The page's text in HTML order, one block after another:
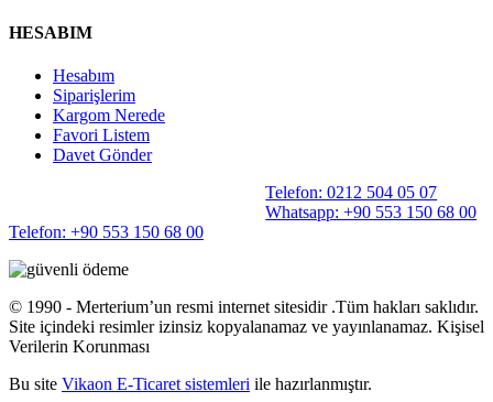
HESABIM
Hesabım
Siparişlerim
Kargom Nerede
Favori Listem
Davet Gönder
Telefon: 0212 504 05 07
Whatsapp: +90 553 150 68 00
Telefon: +90 553 150 68 00
©️ 1990 - Merterium’un resmi internet sitesidir .Tüm hakları saklıdır.
Site içindeki resimler izinsiz kopyalanamaz ve yayınlanamaz. Kişisel
Verilerin Korunması
Bu site Vikaon E-Ticaret sistemleri ile hazırlanmıştır.